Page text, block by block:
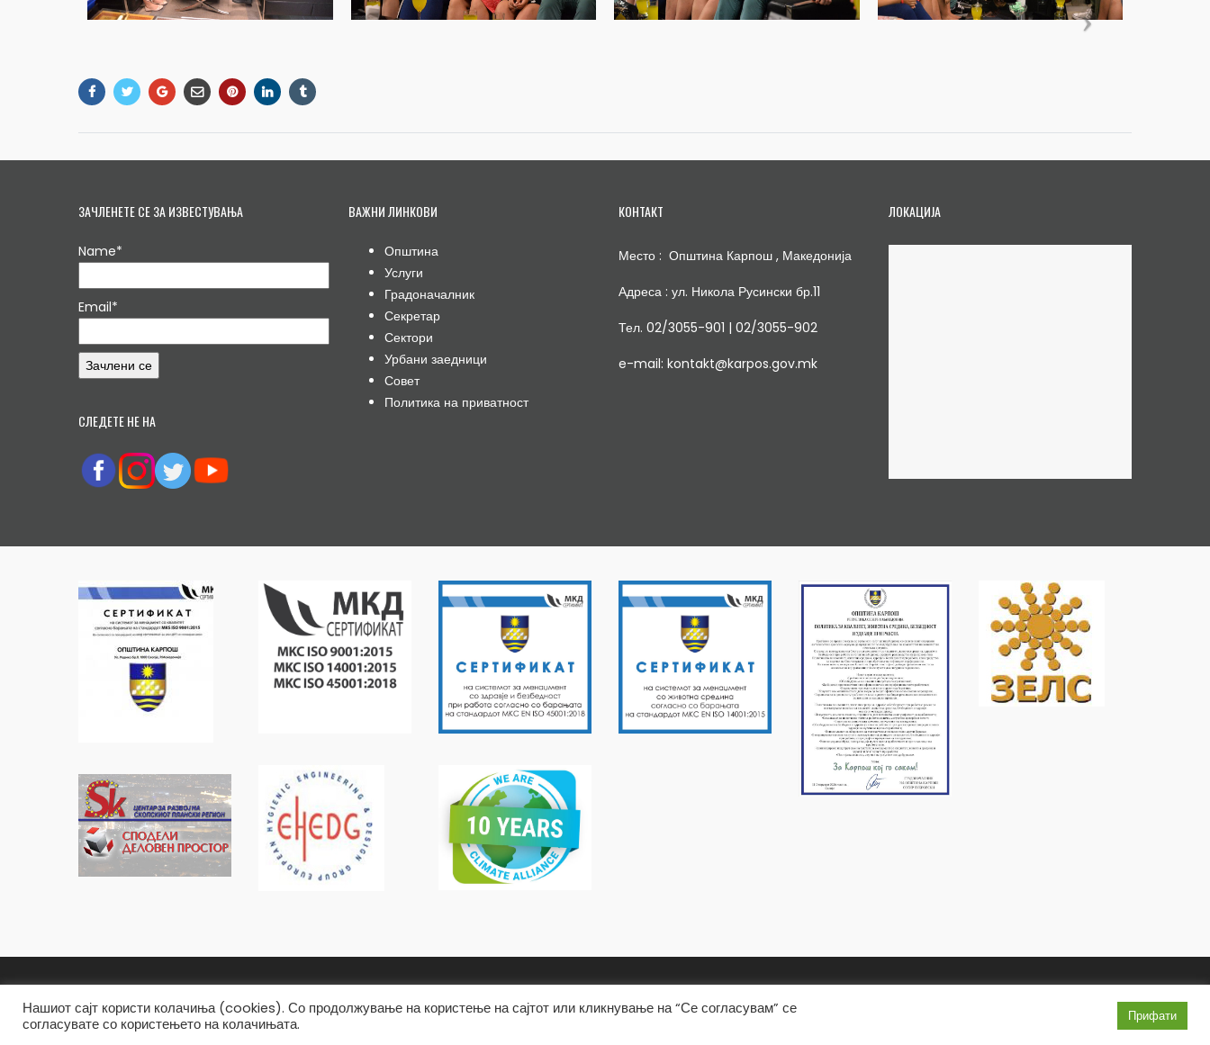
ЗАЧЛЕНЕТЕ СЕ ЗА ИЗВЕСТУВАЊА
Name*
Email*
СЛЕДЕТЕ НЕ НА
ВАЖНИ ЛИНКОВИ
Општина
Услуги
Градоначалник
Секретар
Сектори
Урбани заедници
Совет
Политика на приватност
КОНТАКТ
Место : Општина Карпош , Македонија
Адреса : ул. Никола Русински бр.11
Тел. 02/3055-901 | 02/3055-902
e-mail: kontakt@karpos.gov.mk
ЛОКАЦИЈА
Општина Карпош Copyright © 2019 Политика на приватност
Нашиот сајт користи колачиња (cookies). Со продолжување на користење на сајтот или кликнување на “Се согласувам” се
согласувате со користењето на колачињата.
Прифати